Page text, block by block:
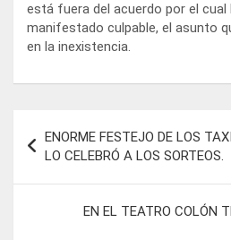
está fuera del acuerdo por el cual
manifestado culpable, el asunto
en la inexistencia.
de
entradas
ENORME FESTEJO DE LOS
LO CELEBRÓ A LOS SORTEOS.
EN EL TEATRO COLÓN